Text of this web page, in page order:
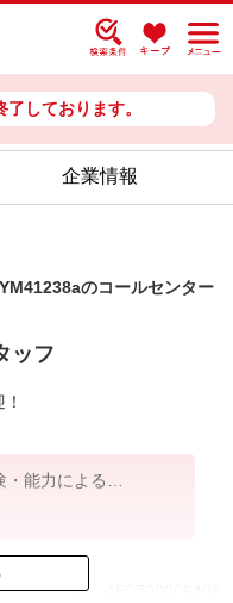
しております。
企業情報
のコールセンター
ッフ
能力による
円×7時間45分×21日
ID：AE0709006406